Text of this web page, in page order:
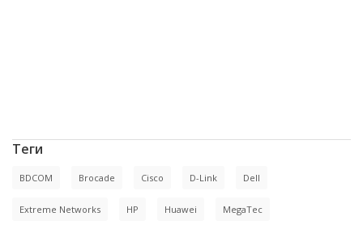
Теги
BDCOM Brocade Cisco D-Link Dell
Extreme Networks HP Huawei MegaTec